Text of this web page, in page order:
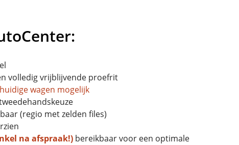
volledig vrijblijvende proefrit
wagen mogelijk
(regio met zelden files)
na afspraak!) bereikbaar voor een optimale